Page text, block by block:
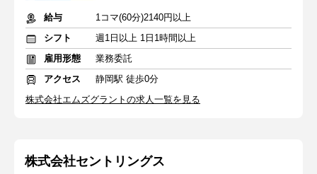
給与
1コマ(60分)2140円以上
シフト
週1日以上 1日1時間以上
雇用形態
業務委託
アクセス
静岡駅 徒歩0分
株式会社エムズグラントの求人一覧を見る
株式会社セントリングス